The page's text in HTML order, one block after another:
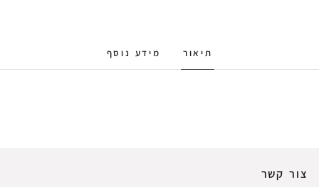
תיאור מידע נוסף
צור קשר